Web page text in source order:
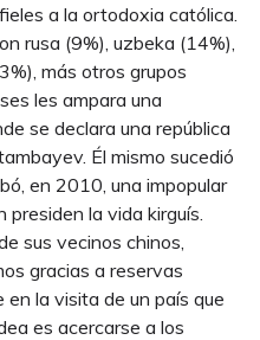
a la ortodoxia católica.
rusa (9%), uzbeka (14%),
más otros grupos
les ampara una
se declara una república
Él mismo sucedió
en 2010, una impopular
la vida kirguís.
sus vecinos chinos,
gracias a reservas
la visita de un país que
es acercarse a los